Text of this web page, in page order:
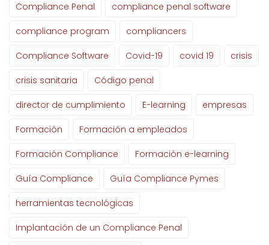
Compliance Penal compliance penal software
compliance program compliancers
Compliance Software Covid-19 covid 19 crisis
crisis sanitaria Código penal
director de cumplimiento E-learning empresas
Formación Formación a empleados
Formación Compliance Formación e-learning
Guía Compliance Guía Compliance Pymes
herramientas tecnológicas
Implantación de un Compliance Penal